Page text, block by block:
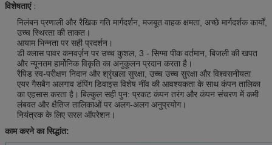
विशेषताएं:
निलंबन प्रणाली और रैखिक गति मार्गदर्शन, मजबूत वाहक क्षमता, अच्छे मार्गदर्शक कार्यों,
उच्च स्थिरता की ताकत।
आयाम भिन्नता पर सही प्रदर्शन।
डी क्लास पावर कनवर्ज़न पर उच्च कुशल, 3 - सिग्मा पीक वर्तमान, बिजली की खपत
और न्यूनतम हार्मोनिक विकृति का अनुकूलन प्रदान करता है।
रैपिड स्व-परीक्षण निदान और श्रृंखला सुरक्षा, उच्च उच्च सुरक्षा और विश्वसनीयता
एयर गैसबैग अलगाव डंपिंग डिवाइस विशेष नींव की आवश्यकता के साथ कंपन तालिका
का एहसास करता है। बिल्कुल सही पुन: प्रकट कंपन तरंग और कंपन संचरण में कमी
लंबवत और क्षैतिज तालिकाओं पर अलग-अलग अनुप्रयोग।
नियंत्रक के लिए सरल ऑपरेशन।
काम करने का सिद्धांत: